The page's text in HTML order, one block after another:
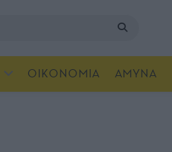
ΟΙΚΟΝΟΜΙΑ ΑΜΥΝΑ